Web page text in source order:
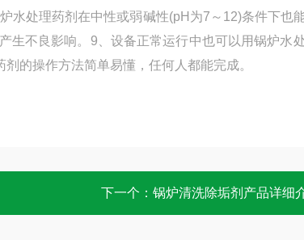
水处理药剂在中性或弱碱性(pH为7～12)条件下也
生不良影响。9、设备正常运行中也可以用锅炉水
的操作方法简单易懂，任何人都能完成。
下一个： 锅炉清洗除垢剂产品详细